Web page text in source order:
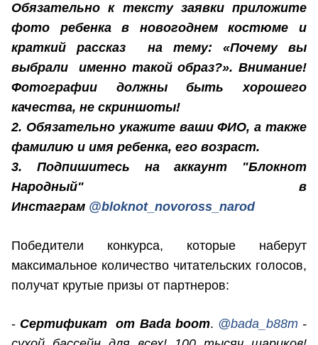
Обязательно к тексту заявки приложите
фото ребенка в новогоднем костюме и
краткий рассказ на тему: «Почему вы
выбрали именно такой образ?». Внимание!
Фотографии должны быть хорошего
качества, не скриншоты!
2. Обязательно укажите ваши ФИО, а также
фамилию и имя ребенка, его возраст.
3. Подпишитесь на аккаунт "Блокнот
Народный" в
Инстаграм @bloknot_novoross_narod
Победители конкурса, которые наберут
максимальное количество читательских голосов,
получат крутые призы от партнеров:
- Сертификат от Bada boom. @bada_b88m -